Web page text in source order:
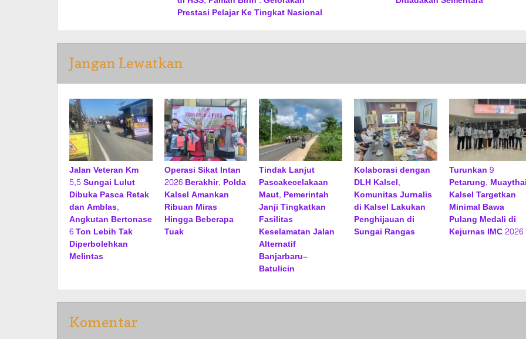
Prestasi Pelajar Ke Tingkat Nasional
Jangan Lewatkan
Jalan Veteran Km
5,5 Sungai Lulut
Dibuka Pasca Retak
dan Amblas,
Angkutan Bertonase
6 Ton Lebih Tak
Diperbolehkan
Melintas
Operasi Sikat Intan
2026 Berakhir, Polda
Kalsel Amankan
Ribuan Miras
Hingga Beberapa
Tuak
Tindak Lanjut
Pascakecelakaan
Maut, Pemerintah
Janji Tingkatkan
Fasilitas
Keselamatan Jalan
Alternatif
Banjarbaru–
Batulicin
Kolaborasi dengan
DLH Kalsel,
Komunitas Jurnalis
di Kalsel Lakukan
Penghijauan di
Sungai Rangas
Turunkan 9
Petarung,
Kalsel Targetkan
Minimal Bawa
Pulang Medali di
Kejurnas IMC 2026
Komentar